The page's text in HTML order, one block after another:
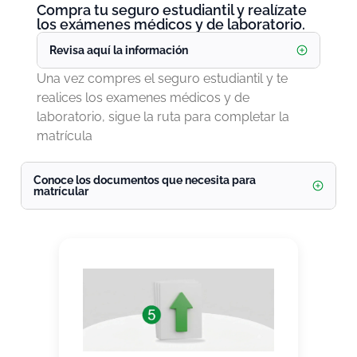
Compra tu seguro estudiantil y realízate
los exámenes médicos y de laboratorio.
Revisa aquí la información
Una vez compres el seguro estudiantil y te
realices los examenes médicos y de
laboratorio, sigue la ruta para completar la
matrícula
Conoce los documentos que necesita para
matrícular